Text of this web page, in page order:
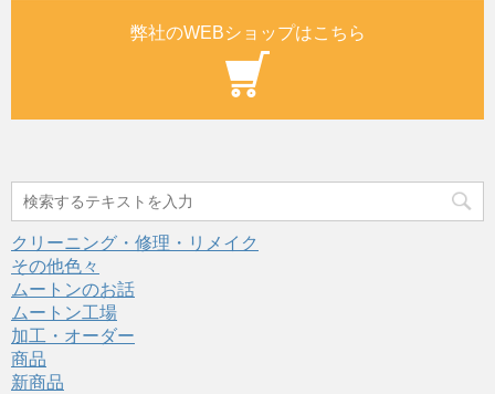
弊社のWEBショップはこちら
クリーニング・修理・リメイク
その他色々
ムートンのお話
ムートン工場
加工・オーダー
商品
新商品